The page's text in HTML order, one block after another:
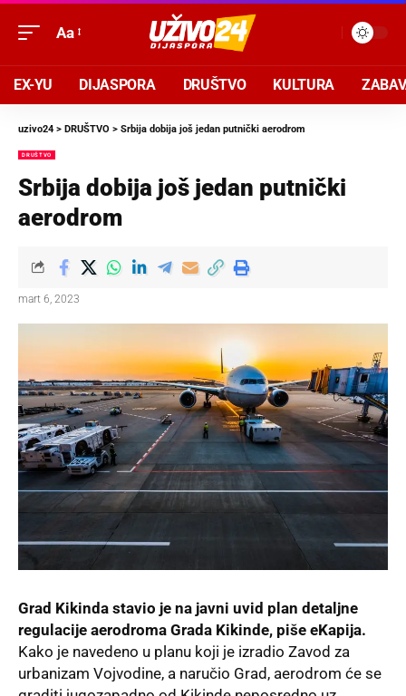
Aa
EX-YU DIJASPORA DRUŠTVO KULTURA
uzivo24 > DRUŠTVO > Srbija dobija još jedan putnički aerodrom
DRUŠTVO
Srbija dobija još jedan putnički
aerodrom
mart 6, 2023
Grad Kikinda stavio je na javni uvid plan detaljne
regulacije aerodroma Grada Kikinde, piše eKapija.
Kako je navedeno u planu koji je izradio Zavod za
urbanizam Vojvodine, a naručio Grad, aerodrom će se